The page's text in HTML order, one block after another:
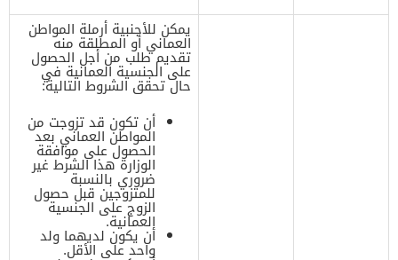
يمكن للأجنبية أرملة المواطن
العماني أو المطلقة منه
تقديم طلب من أجل الحصول
على الجنسية العمانية في
حال تحقق الشروط التالية:
أن تكون قد تزوجت من
المواطن العماني بعد
الحصول على موافقة
الوزارة هذا الشرط غير
ضروري بالنسبة
للمتزوجين قبل حصول
الزوج على الجنسية
العمانية.
أن يكون لديهما ولد
واحد على الأقل.